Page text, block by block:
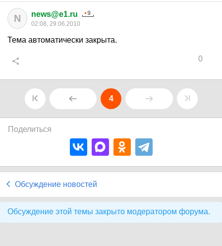
N news@e1.ru
02:08, 29.06.2010
Тема автоматически закрыта.
0
4
Поделиться
Обсуждение новостей
Обсуждение этой темы закрыто модератором форума.